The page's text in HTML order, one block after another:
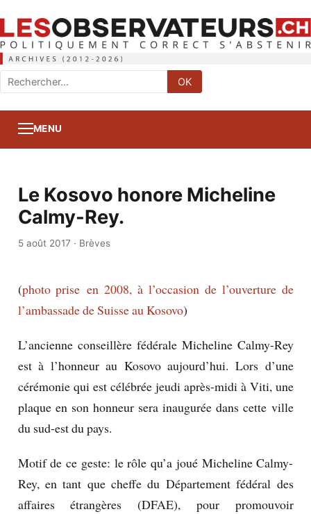
Rechercher
:
OK
MENU
Le Kosovo honore Micheline
Calmy-Rey.
5 août 2017 · Brèves
(photo prise en 2008, à l’occasion de l’ouverture de
l’ambassade de Suisse au Kosovo)
L’ancienne conseillère fédérale Micheline Calmy-Rey
est à l’honneur au Kosovo aujourd’hui. Lors d’une
cérémonie qui est célébrée jeudi après-midi à Viti, une
plaque en son honneur sera inaugurée dans cette ville
du sud-est du pays.
Motif de ce geste: le rôle qu’a joué Micheline Calmy-
Rey, en tant que cheffe du Département fédéral des
affaires étrangères (DFAE), pour promouvoir